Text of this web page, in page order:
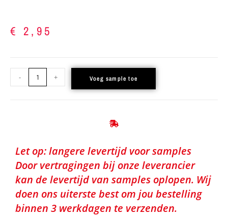
€ 2,95
- + Voeg sample toe
Let op: langere levertijd voor samples
Door vertragingen bij onze leverancier
kan de levertijd van samples oplopen. Wij
doen ons uiterste best om jou bestelling
binnen 3 werkdagen te verzenden.